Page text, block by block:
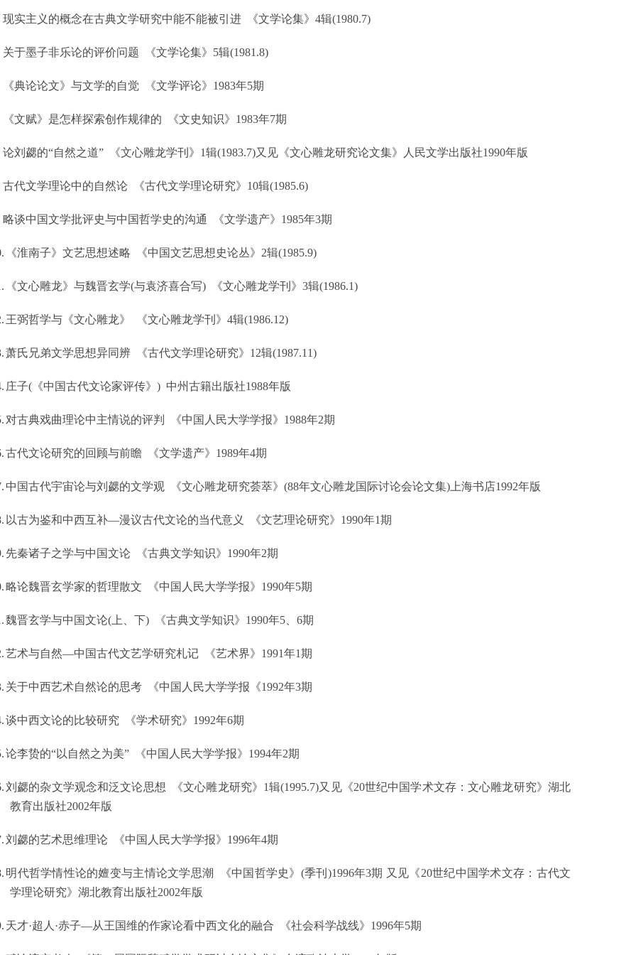
现实主义的概念在古典文学研究中能不能被引进 《文学论集》 4辑(1980.7)
关于墨子非乐论的评价问题 《文学论集》 5辑(1981.8)
《典论论文》与文学的自觉 《文学评论》 1983年5期
《文赋》是怎样探索创作规律的 《文史知识》 1983年7期
论刘勰的“自然之道” 《文心雕龙学刊》 1辑(1983.7)又见《文心雕龙研究论文集》人民文学出版社1990年版
古代文学理论中的自然论 《古代文学理论研究》 10辑(1985.6)
略谈中国文学批评史与中国哲学史的沟通 《文学遗产》 1985年3期
《淮南子》文艺思想述略 《中国文艺思想史论丛》 2辑(1985.9)
《文心雕龙》与魏晋玄学(与袁济喜合写) 《文心雕龙学刊》 3辑(1986.1)
王弼哲学与《文心雕龙》 《文心雕龙学刊》 4辑(1986.12)
萧氏兄弟文学思想异同辨 《古代文学理论研究》 12辑(1987.11)
庄子( 《中国古代文论家评传》 ) 中州古籍出版社1988年版
对古典戏曲理论中主情说的评判 《中国人民大学学报》 1988年2期
古代文论研究的回顾与前瞻 《文学遗产》 1989年4期
中国古代宇宙论与刘勰的文学观 《文心雕龙研究荟萃》 (88年文心雕龙国际讨论会论文集) 上海书店1992年版
以古为鉴和中西互补—漫议古代文论的当代意义 《文艺理论研究》 1990年1期
先秦诸子之学与中国文论 《古典文学知识》 1990年2期
略论魏晋玄学家的哲理散文 《中国人民大学学报》 1990年5期
魏晋玄学与中国文论( 上、下) 《古典文学知识》 1990年5 6期
艺术与自然—中国古代文艺学研究札记 《艺术界》 1991年1期
关于中西艺术自然论的思考 《中国人民大学学报《1992年3期
谈中西文论的比较研究 《学术研究》 1992年6期
论李贽的“以自然之为美” 《中国人民大学学报》 1994年2期
刘勰的杂文学观念和泛文论思想 《文心雕龙研究》 1辑(1995.7)又见《20世纪中国学术文存：文心雕龙研究》湖北
教育出版社2002年版
刘勰的艺术思维理论 《中国人民大学学报》 1996年4期
明代哲学情性论的嬗变与主情论文学思潮 《中国哲学史》 (季刊 )1996年3期 又见《20世纪中国学术文存：古代文
学理论研究》湖北教育出版社2002年版
天才·超人·赤子—从王国维的作家论看中西文化的融合 《社会科学战线》 1996年5期